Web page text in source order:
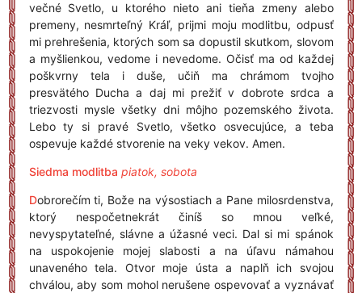
večné Svetlo, u ktorého nieto ani tieňa zmeny alebo
premeny, nesmrteľný Kráľ, prijmi moju modlitbu, odpusť
mi prehrešenia, ktorých som sa dopustil skutkom, slovom
a myšlienkou, vedome i nevedome. Očisť ma od každej
poškvrny tela i duše, učiň ma chrámom tvojho
presvätého Ducha a daj mi prežiť v dobrote srdca a
triezvosti mysle všetky dni môjho pozemského života.
Lebo ty si pravé Svetlo, všetko osvecujúce, a teba
ospevuje každé stvorenie na veky vekov. Amen.
Siedma modlitba piatok, sobota
Dobrorečím ti, Bože na výsostiach a Pane milosrdenstva,
ktorý nespočetnekrát činíš so mnou veľké,
nevyspytateľné, slávne a úžasné veci. Dal si mi spánok
na uspokojenie mojej slabosti a na úľavu námahou
unaveného tela. Otvor moje ústa a naplň ich svojou
chválou, aby som mohol nerušene ospevovať a vyznávať